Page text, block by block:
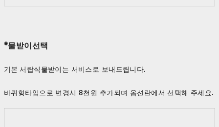
*물받이선택
기본 서랍식물받이는 서비스로 보내드립니다.
바퀴형타입으로 변경시 8천원 추가되며 옵션란에서 선택해 주세요.